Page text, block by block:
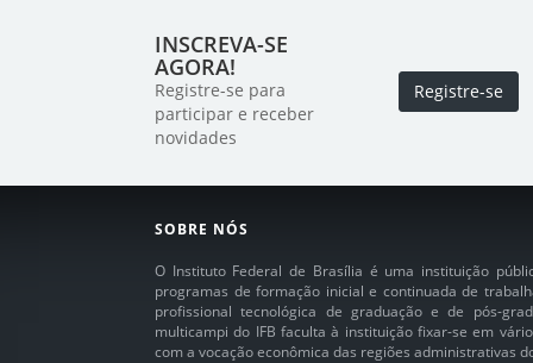
INSCREVA-SE
AGORA!
Registre-se para
participar e receber
novidades
Registre-se
SOBRE NÓS
O Instituto Federal de Brasília é uma instituição
programas de formação inicial e continuada de
profissional tecnológica de graduação e de pós-
multicampi do IFB faculta à instituição fixar-se em
com a vocação econômica das regiões administrativas